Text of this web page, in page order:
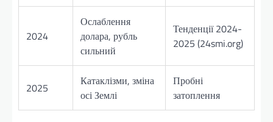
2024
Ослаблення
долара, рубль
сильний
Тенденції 2024-
2025 (24smi.org)
2025
Катаклізми, зміна
осі Землі
Пробні
затоплення